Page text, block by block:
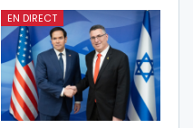
EN DIRECT